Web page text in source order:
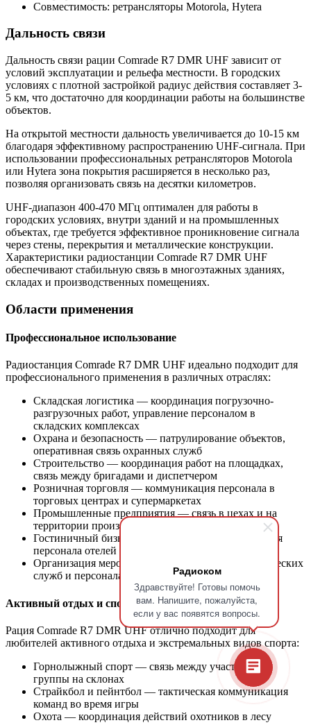
Радиоком
Здравствуйте! Готовы помочь
вам. Напишите, пожалуйста,
если у вас появятся вопросы.
Совместимость: ретрансляторы Motorola, Hytera
Дальность связи
Дальность связи рации Comrade R7 DMR UHF зависит от
условий эксплуатации и рельефа местности. В городских
условиях с плотной застройкой радиус действия составляет 3-
5 км, что достаточно для координации работы на большинстве
объектов.
На открытой местности дальность увеличивается до 10-15 км
благодаря эффективному распространению UHF-сигнала. При
использовании профессиональных ретрансляторов Motorola
или Hytera зона покрытия расширяется в несколько раз,
позволяя организовать связь на десятки километров.
UHF-диапазон 400-470 МГц оптимален для работы в
городских условиях, внутри зданий и на промышленных
объектах, где требуется эффективное проникновение сигнала
через стены, перекрытия и металлические конструкции.
Характеристики радиостанции Comrade R7 DMR UHF
обеспечивают стабильную связь в многоэтажных зданиях,
складах и производственных помещениях.
Области применения
Профессиональное использование
Радиостанция Comrade R7 DMR UHF идеально подходит для
профессионального применения в различных отраслях:
Складская логистика — координация погрузочно-
разгрузочных работ, управление персоналом в
складских комплексах
Охрана и безопасность — патрулирование объектов,
оперативная связь охранных служб
Строительство — координация работ на площадках,
связь между бригадами и диспетчером
Розничная торговля — коммуникация персонала в
торговых центрах и супермаркетах
Промышленные предприятия — связь в цехах и на
территории производственных комплексов
Гостиничный бизнес — оперативная коммуникация
персонала отелей
Организация мероприятий — координация технических
служб и персонала
Активный отдых и спорт
Рация Comrade R7 DMR UHF отлично подходит для
любителей активного отдыха и экстремальных видов спорта:
Горнолыжный спорт — связь между участниками
группы на склонах
Страйкбол и пейнтбол — тактическая коммуникация
команд во время игры
Охота — координация действий охотников в лесу